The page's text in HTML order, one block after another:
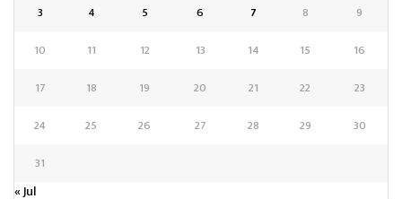
3
4 5 6 7 8
9
10
11 12 13 14 15
16
17
18 19 20 21 22
23
24
25 26 27 28 29
30
31
« Jul